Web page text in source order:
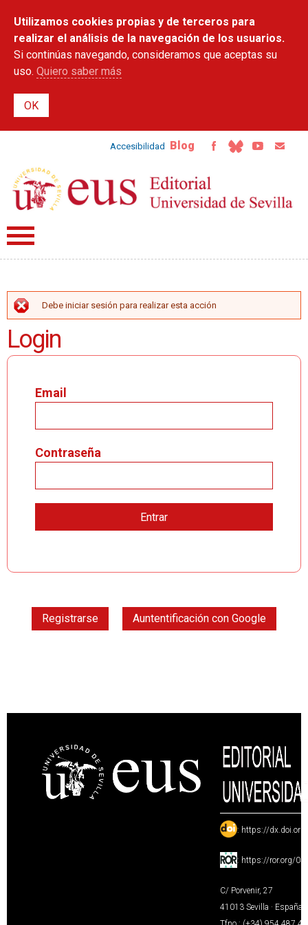
contenido
principal
Utilizamos cookies propias y de terceros para
realizar el análisis de la navegación de los usuarios.
Si continúas navegando, consideramos que aceptas su
uso. Quiero saber más
Accesibilidad Blog
MENSAJE DE ERROR
Debe iniciar sesión para realizar esta acción
Login
Email
Contraseña
Registrarse Auntentificación con Google
: https://
: https://ror.org/
C/ Porvenir, 27
41013 Sevilla · España